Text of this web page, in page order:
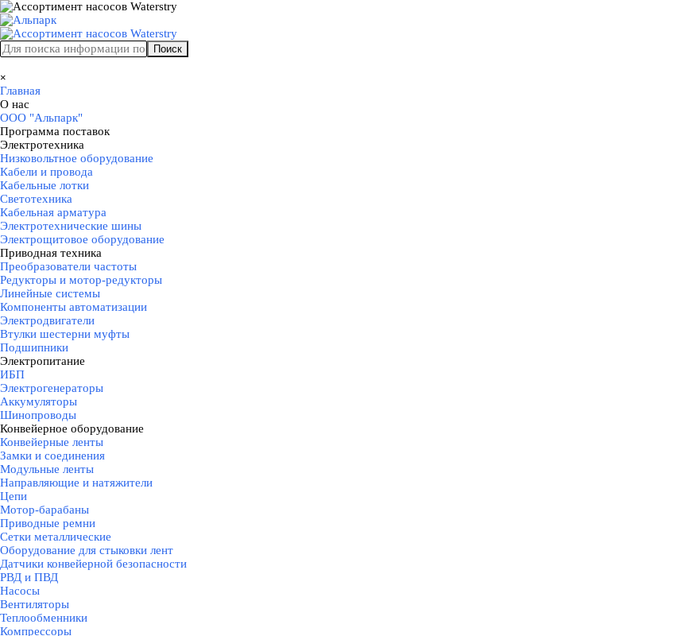
Перейти к контенту
Поиск
×
Главная
О нас
ООО "Альпарк"
Программа поставок
Электротехника
Низковольтное оборудование
Кабели и провода
Кабельные лотки
Светотехника
Кабельная арматура
Электротехнические шины
Электрощитовое оборудование
Приводная техника
Преобразователи частоты
Редукторы и мотор-редукторы
Линейные системы
Компоненты автоматизации
Электродвигатели
Втулки шестерни муфты
Подшипники
Электропитание
ИБП
Электрогенераторы
Аккумуляторы
Шинопроводы
Конвейерное оборудование
Конвейерные ленты
Замки и соединения
Модульные ленты
Направляющие и натяжители
Цепи
Мотор-барабаны
Приводные ремни
Сетки металлические
Оборудование для стыковки лент
Датчики конвейерной безопасности
РВД и ПВД
Насосы
Вентиляторы
Теплообменники
Компрессоры